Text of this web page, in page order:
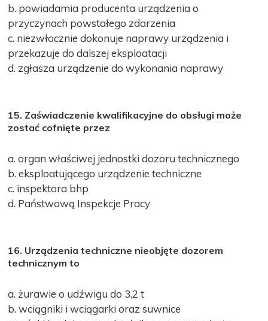
b. powiadamia producenta urządzenia o
przyczynach powstałego zdarzenia
c. niezwłocznie dokonuje naprawy urządzenia i
przekazuje do dalszej eksploatacji
d. zgłasza urządzenie do wykonania naprawy
15. Zaświadczenie kwalifikacyjne do obsługi może
zostać cofnięte przez
a. organ właściwej jednostki dozoru technicznego
b. eksploatującego urządzenie techniczne
c. inspektora bhp
d. Państwową Inspekcje Pracy
16. Urządzenia techniczne nieobjęte dozorem
technicznym to
a. żurawie o udźwigu do 3,2 t
b. wciągniki i wciągarki oraz suwnice